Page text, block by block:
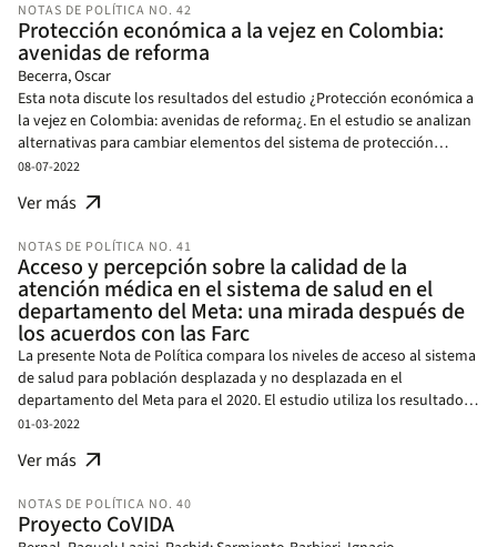
promover y mejorar los servicios de salud mental en comunidades
PDET, mediante una aproximación de investigación acción
participativa.
NOTAS DE POLÍTICA NO. 42
Protección económica a la vejez en Colombia:
avenidas de reforma
Becerra, Oscar
Esta nota discute los resultados del estudio ¿Protección económica a
la vejez en Colombia: avenidas de reforma¿. En el estudio se analizan
alternativas para cambiar elementos del sistema de protección
económica para la vejez y sus implicaciones. Las opiniones
necesariamente reflejan el punto de vista del Banco Interamericano
representa.
08-07-2022
Ver más arrow_outward
NOTAS DE POLÍTICA NO. 41
Acceso y percepción sobre la calidad de la
atención médica en el sistema de salud en el
departamento del Meta: una mirada después de
los acuerdos con las Farc
La presente Nota de Política compara los niveles de acceso al sistema
de salud para población desplazada y no desplazada en el
departamento del Meta para el 2020. El estudio utiliza los resultados
de la encuesta Conflicto, Paz y Salud (Conpas), panel longitudinal en
Peace y representativa a nivel de zonas urbanas y rurales del Meta, y
departamento. Se presentan y analizan los principales resultados
derivados de este estudio, tras cuatro años de la firma del acuerdo de
01-03-2022
Ver más arrow_outward
NOTAS DE POLÍTICA NO. 40
Proyecto CoVIDA